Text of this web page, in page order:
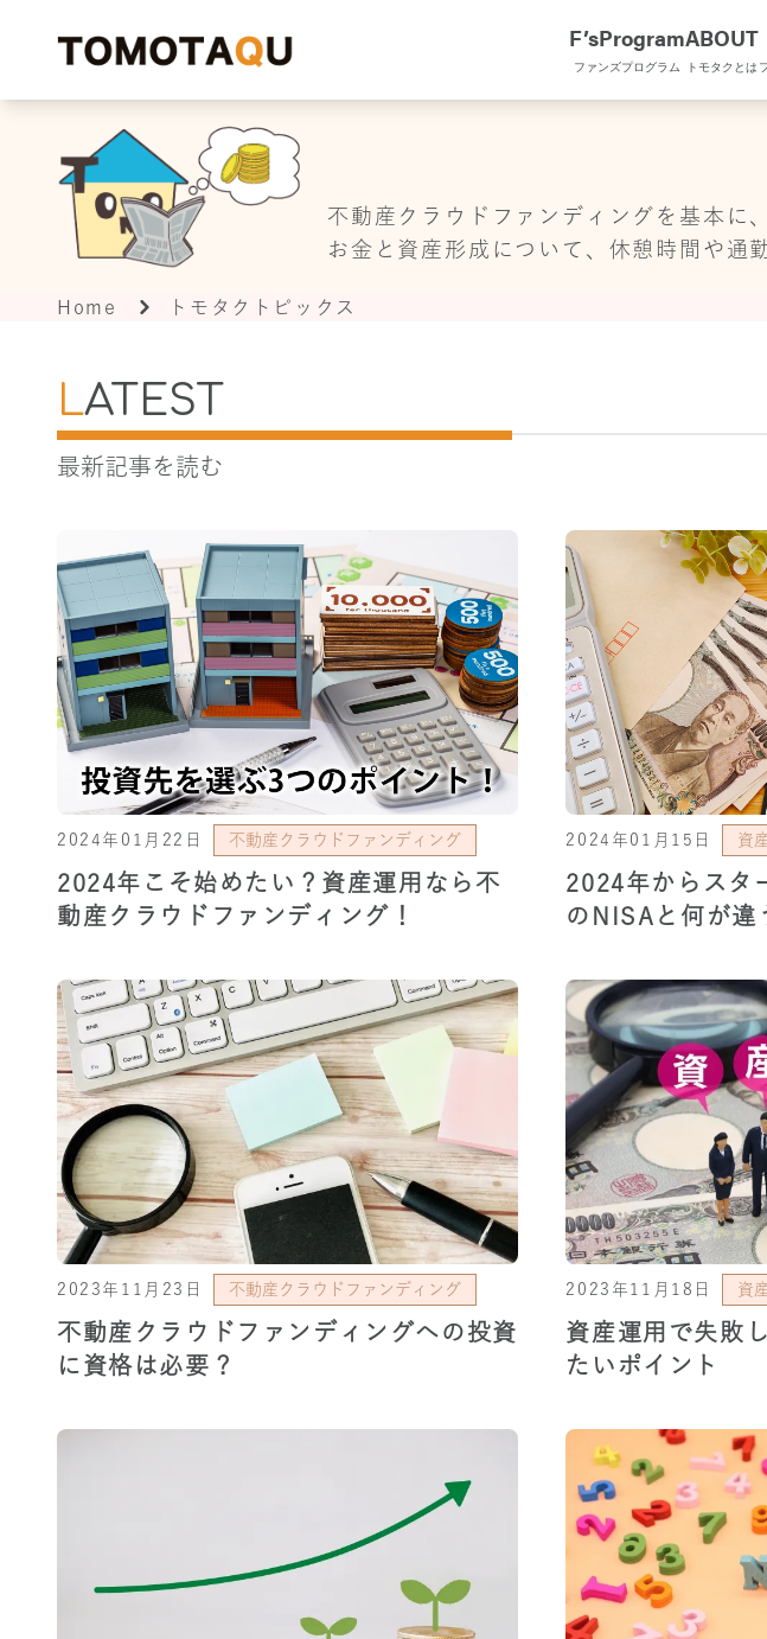
F’sProgram
ファンズプログラム
ABOUT
トモタクとは
不動産クラウドファンディングを基本に
お金と資産形成について、休憩時間や通
Home トモタクトピックス
LATEST
最新記事を読む
2024年01月22日 不動産クラウドファンディング
2024年こそ始めたい？資産運用なら不
動産クラウドファンディング！
2024年01月15日 資
2024年からスタ
のNISAと何が違
2023年11月23日 不動産クラウドファンディング
不動産クラウドファンディングへの投資
に資格は必要？
2023年11月18日 資
資産運用で失敗
たいポイント